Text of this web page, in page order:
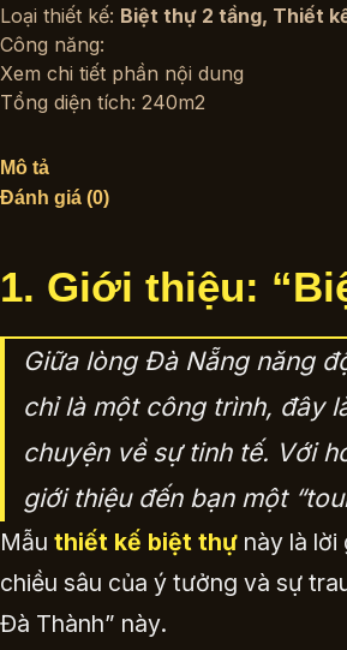
Loại thiết kế: Biệt thự 2 tầng, Thiết
Công năng:
Xem chi tiết phần nội dung
Tổng diện tích: 240m2
Mô tả
Đánh giá (0)
1. Giới thiệu:
Giữa lòng Đà Nẵng năng
chỉ là một công trình, đây
chuyện về sự tinh tế. Với
giới thiệu đến bạn một
Mẫu thiết kế biệt thự này là
chiều sâu của ý tưởng và sự
Đà Thành” này.